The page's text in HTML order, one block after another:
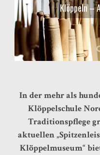
Klöppeln –
In der mehr als
Klöppelschule
Traditionspflege
aktuellen
Klöppelmuseum“